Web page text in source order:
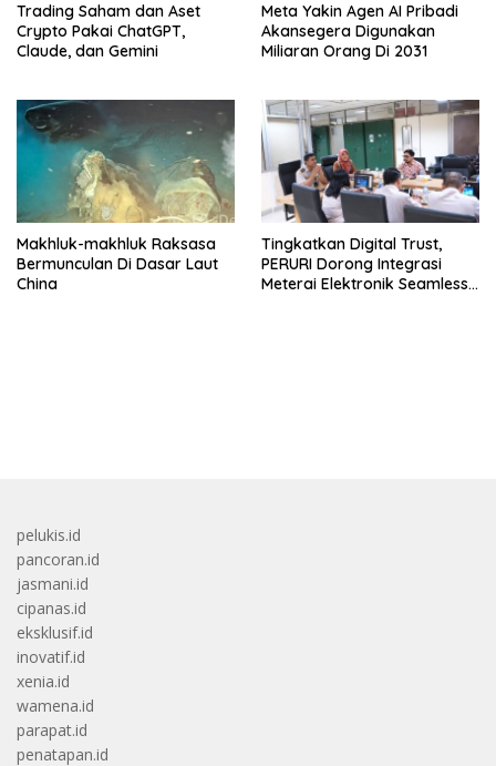
Trading Saham dan Aset
Crypto Pakai ChatGPT,
Claude, dan Gemini
Meta Yakin Agen AI Pribadi
Akansegera Digunakan
Miliaran Orang Di 2031
Makhluk-makhluk Raksasa
Bermunculan Di Dasar Laut
China
Tingkatkan Digital Trust,
PERURI Dorong Integrasi
Meterai Elektronik Seamless
pelukis.id
pancoran.id
jasmani.id
cipanas.id
eksklusif.id
inovatif.id
xenia.id
wamena.id
parapat.id
penatapan.id